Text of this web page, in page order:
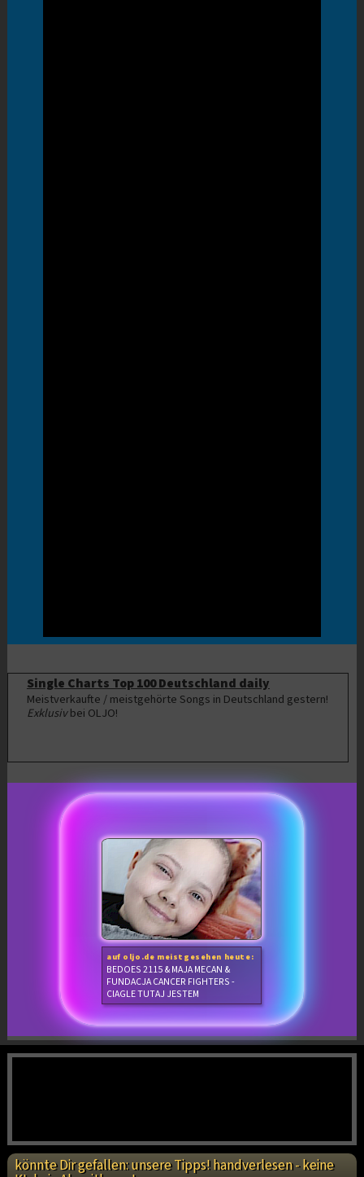
Single Charts Top 100 Deutschland daily
Meistverkaufte / meistgehörte Songs in Deutschland gestern!
Exklusivbei OLJO!
auf oljo.de meistgesehen heute:
BEDOES 2115 & MAJA MECAN &
FUNDACJA CANCER FIGHTERS -
CIAGLE TUTAJ JESTEM
könnte Dir gefallen: unsere Tipps! handverlesen - keine